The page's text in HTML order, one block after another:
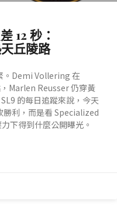
12 秒：
丘陵路
。Demi Vollering 在
Marlen Reusser 仍穿黃
的每日追蹤來說，今天
勝利，而是看 Specialized
下得到什麼公開曝光。